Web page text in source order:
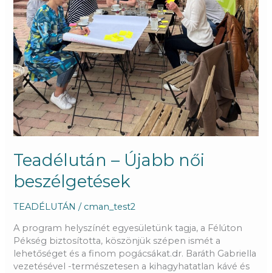
Teadélután – Újabb női
beszélgetések
TEADÉLUTÁN / cman_test2
A program helyszínét egyesületünk tagja, a Félúton
Pékség biztosította, köszönjük szépen ismét a
lehetőséget és a finom pogácsákat.dr. Baráth Gabriella
vezetésével -természetesen a kihagyhatatlan kávé és